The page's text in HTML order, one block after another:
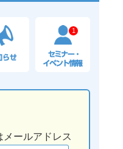
1
ールアドレス